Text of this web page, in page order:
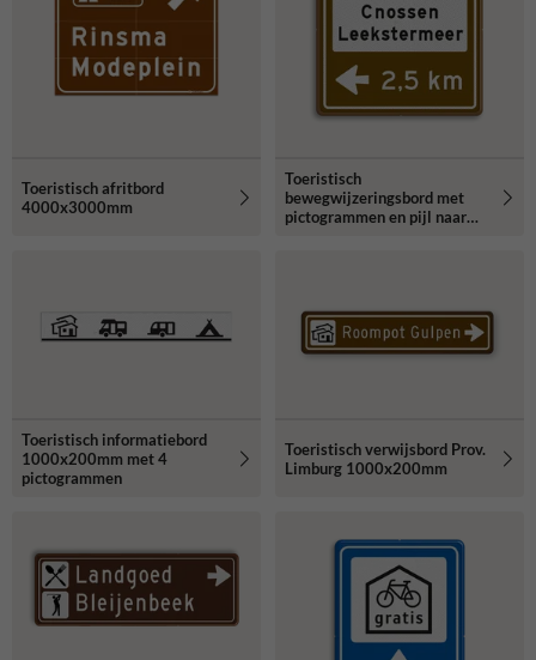
Toeristisch afritbord
4000x3000mm
Toeristisch
bewegwijzeringsbord met
pictogrammen en pijl naar
Toeristisch informatiebord
1000x200mm met 4
pictogrammen
Toeristisch verwijsbord Prov.
Limburg 1000x200mm